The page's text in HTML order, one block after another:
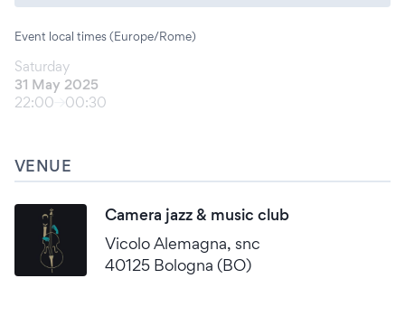
Event local times (Europe/Rome)
Saturday
31 May 2025
22:00
00:30
VENUE
Camera jazz & music club
Vicolo Alemagna, snc
40125 Bologna (BO)